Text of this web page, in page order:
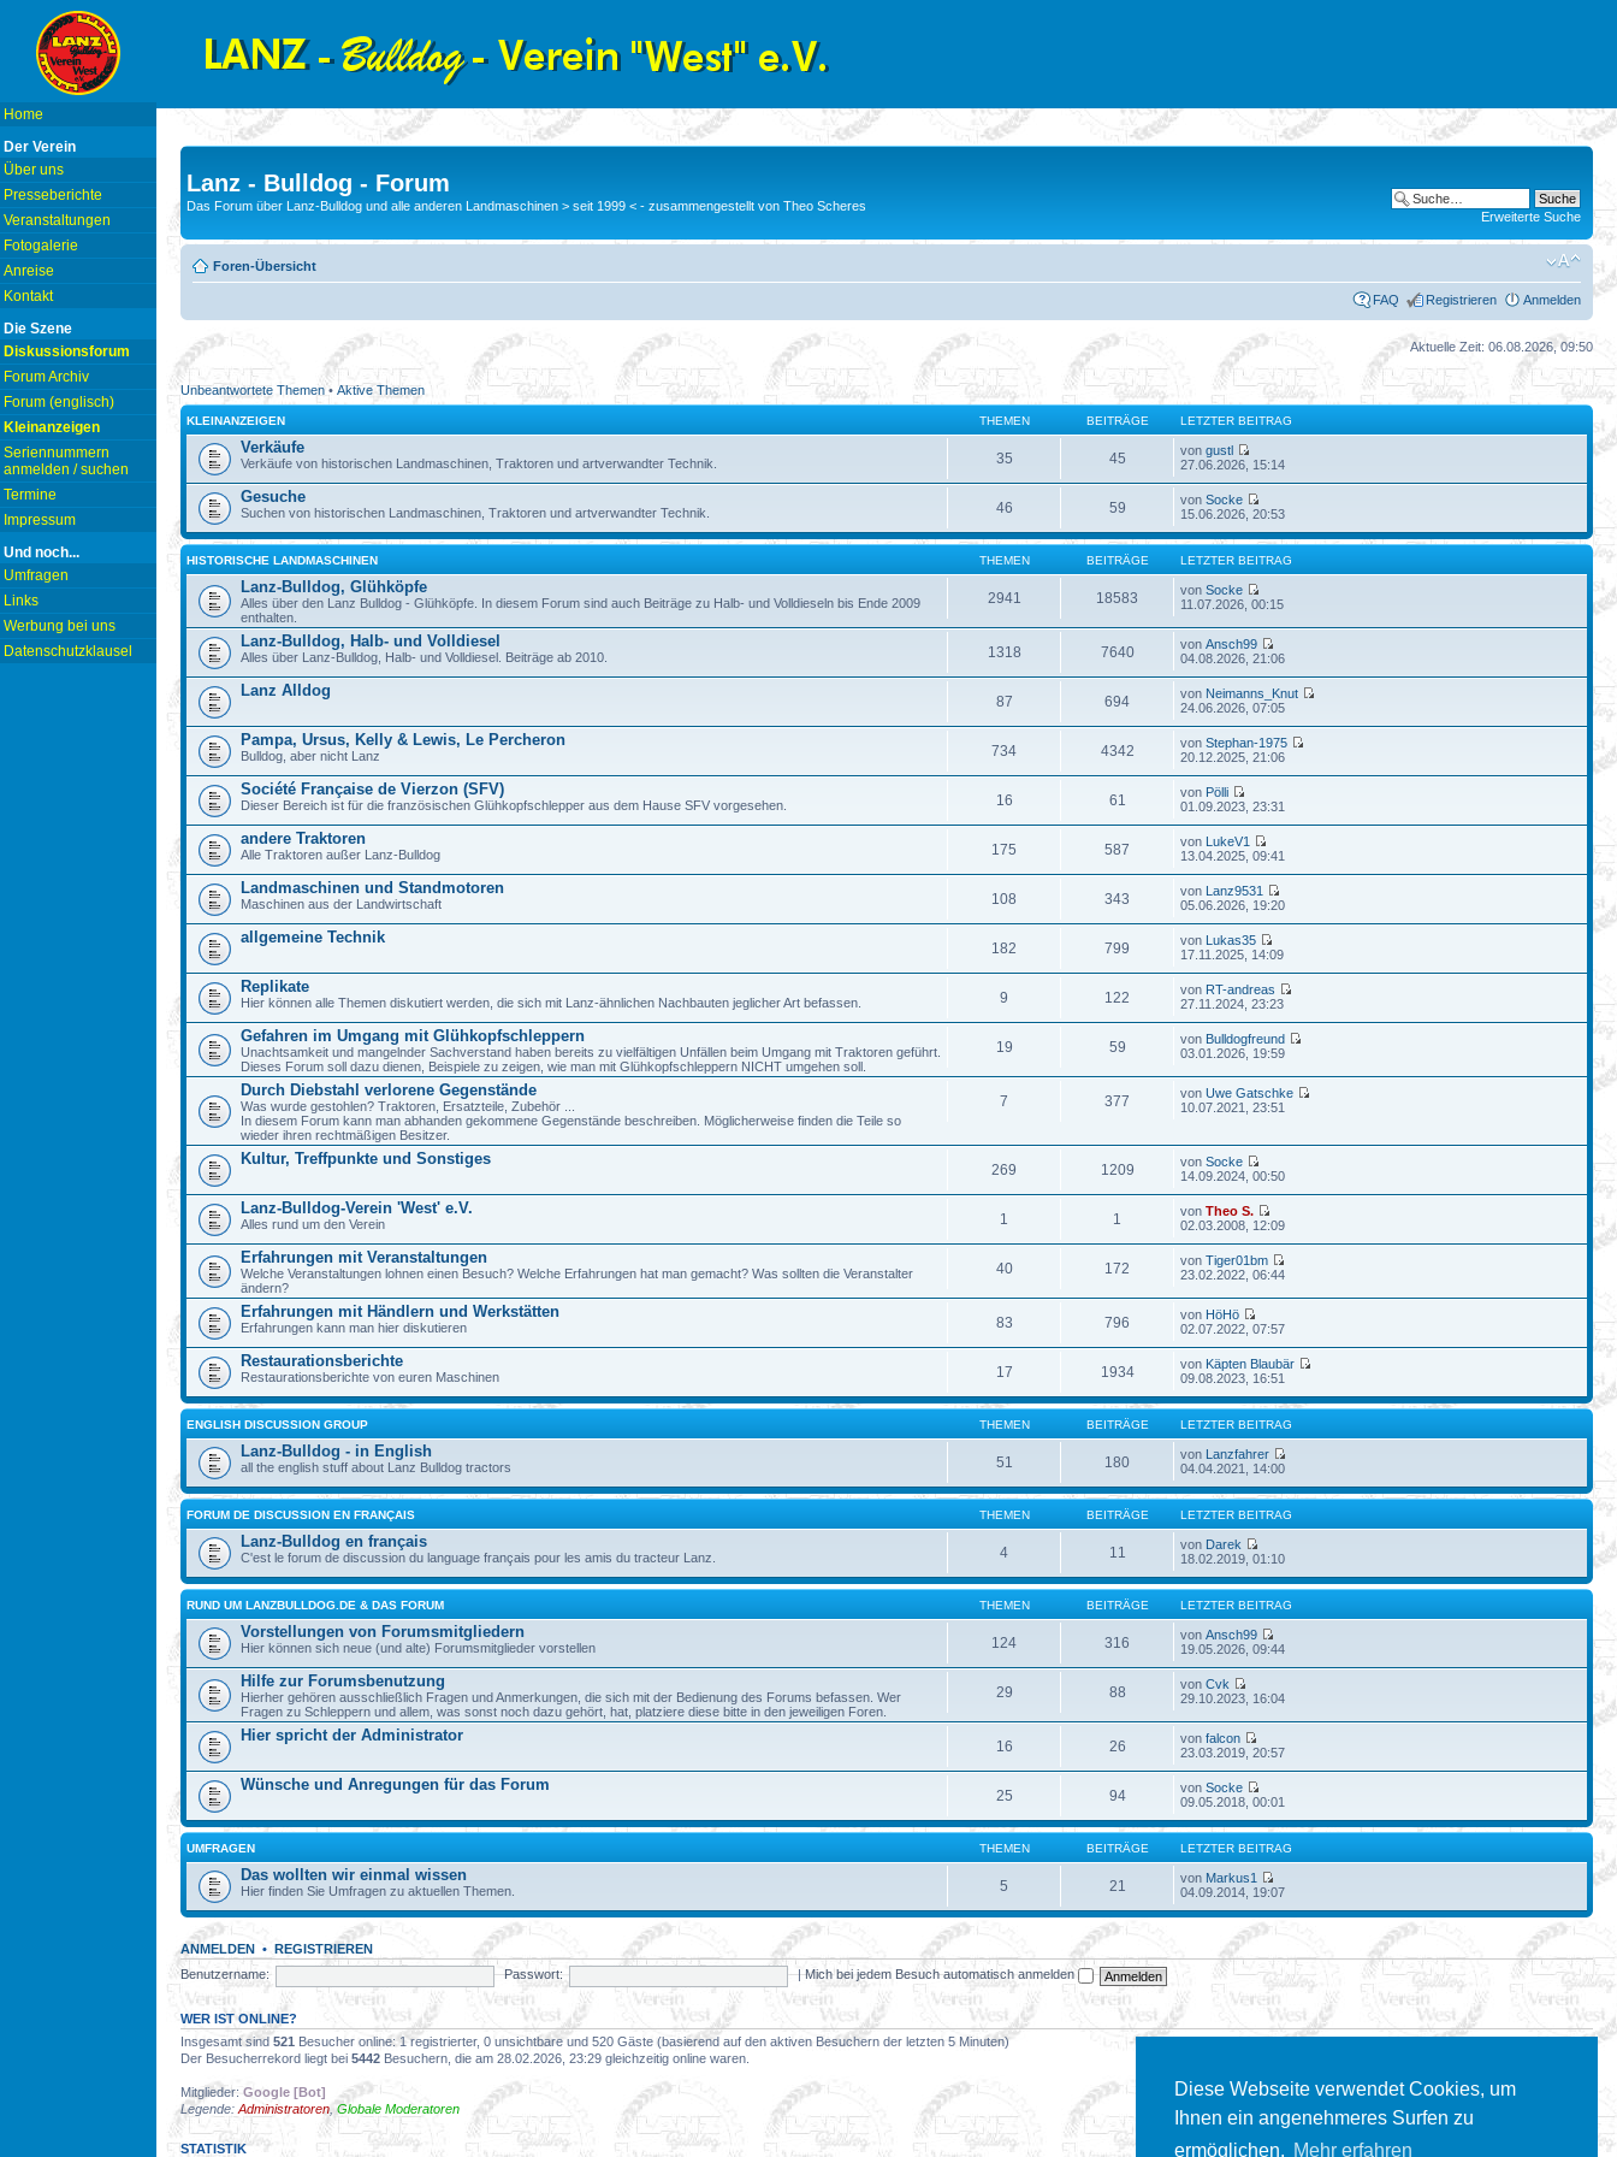
Diese Webseite verwendet Cookies, um
Ihnen ein angenehmeres Surfen zu
ermöglichen. Mehr erfahren
Home
Der Verein
Über uns
Presseberichte
Veranstaltungen
Fotogalerie
Anreise
Kontakt
Die Szene
Diskussionsforum
Forum Archiv
Forum (englisch)
Kleinanzeigen
Seriennummern
anmelden / suchen
Termine
Impressum
Und noch...
Umfragen
Links
Werbung bei uns
Datenschutzklausel
Lanz - Bulldog - Forum
Das Forum über Lanz-Bulldog und alle anderen Landmaschinen > seit 1999 < - zusammengestellt von Theo Scheres
Erweiterte Suche
Foren-Übersicht
FAQ Registrieren Anmelden
Aktuelle Zeit: 06.08.2026, 09:50
Unbeantwortete Themen• Aktive Themen
KLEINANZEIGEN THEMEN BEITRÄGE LETZTER BEITRAG
Verkäufe
Verkäufe von historischen Landmaschinen, Traktoren und artverwandter Technik. 35 45 vongustl
27.06.2026, 15:14
Gesuche
Suchen von historischen Landmaschinen, Traktoren und artverwandter Technik. 46 59 vonSocke
15.06.2026, 20:53
HISTORISCHE LANDMASCHINEN THEMEN BEITRÄGE LETZTER BEITRAG
Lanz-Bulldog, Glühköpfe
Alles über den Lanz Bulldog - Glühköpfe. In diesem Forum sind auch Beiträge zu Halb- und Volldieseln bis Ende 2009
enthalten.
2941 18583 vonSocke
11.07.2026, 00:15
Lanz-Bulldog, Halb- und Volldiesel
Alles über Lanz-Bulldog, Halb- und Volldiesel. Beiträge ab 2010. 1318 7640 vonAnsch99
04.08.2026, 21:06
Lanz Alldog
87 694 von Neimanns_Knut
24.06.2026, 07:05
Pampa, Ursus, Kelly & Lewis, Le Percheron
Bulldog, aber nicht Lanz 734 4342 vonStephan-1975
20.12.2025, 21:06
Société Française de Vierzon (SFV)
Dieser Bereich ist für die französischen Glühkopfschlepper aus dem Hause SFV vorgesehen. 16 61 von Pölli
01.09.2023, 23:31
andere Traktoren
Alle Traktoren außer Lanz-Bulldog 175 587 von LukeV1
13.04.2025, 09:41
Landmaschinen und Standmotoren
Maschinen aus der Landwirtschaft 108 343 von Lanz9531
05.06.2026, 19:20
allgemeine Technik
182 799 von Lukas35
17.11.2025, 14:09
Replikate
Hier können alle Themen diskutiert werden, die sich mit Lanz-ähnlichen Nachbauten jeglicher Art befassen. 9 122 von RT-andreas
27.11.2024, 23:23
Gefahren im Umgang mit Glühkopfschleppern
Unachtsamkeit und mangelnder Sachverstand haben bereits zu vielfältigen Unfällen beim Umgang mit Traktoren geführt.
Dieses Forum soll dazu dienen, Beispiele zu zeigen, wie man mit Glühkopfschleppern NICHT umgehen soll.
19 59 von Bulldogfreund
03.01.2026, 19:59
Durch Diebstahl verlorene Gegenstände
Was wurde gestohlen? Traktoren, Ersatzteile, Zubehör ...
In diesem Forum kann man abhanden gekommene Gegenstände beschreiben. Möglicherweise finden die Teile so
wieder ihren rechtmäßigen Besitzer.
7 377 vonUwe Gatschke
10.07.2021, 23:51
Kultur, Treffpunkte und Sonstiges
269 1209 vonSocke
14.09.2024, 00:50
Lanz-Bulldog-Verein 'West' e.V.
Alles rund um den Verein 1 1 vonTheo S.
02.03.2008, 12:09
Erfahrungen mit Veranstaltungen
Welche Veranstaltungen lohnen einen Besuch? Welche Erfahrungen hat man gemacht? Was sollten die Veranstalter
ändern?
40 172 vonTiger01bm
23.02.2022, 06:44
Erfahrungen mit Händlern und Werkstätten
Erfahrungen kann man hier diskutieren 83 796 von HöHö
02.07.2022, 07:57
Restaurationsberichte
Restaurationsberichte von euren Maschinen 17 1934 von Käpten Blaubär
09.08.2023, 16:51
ENGLISH DISCUSSION GROUP THEMEN BEITRÄGE LETZTER BEITRAG
Lanz-Bulldog - in English
all the english stuff about Lanz Bulldog tractors 51 180 von Lanzfahrer
04.04.2021, 14:00
FORUM DE DISCUSSION EN FRANÇAIS THEMEN BEITRÄGE LETZTER BEITRAG
Lanz-Bulldog en français
C'est le forum de discussion du language français pour les amis du tracteur Lanz. 4 11 von Darek
18.02.2019, 01:10
RUND UM LANZBULLDOG.DE & DAS FORUM THEMEN BEITRÄGE LETZTER BEITRAG
Vorstellungen von Forumsmitgliedern
Hier können sich neue (und alte) Forumsmitglieder vorstellen 124 316 vonAnsch99
19.05.2026, 09:44
Hilfe zur Forumsbenutzung
Hierher gehören ausschließlich Fragen und Anmerkungen, die sich mit der Bedienung des Forums befassen. Wer
Fragen zu Schleppern und allem, was sonst noch dazu gehört, hat, platziere diese bitte in den jeweiligen Foren.
29 88 vonCvk
29.10.2023, 16:04
Hier spricht der Administrator
16 26 vonfalcon
23.03.2019, 20:57
Wünsche und Anregungen für das Forum
25 94 vonSocke
09.05.2018, 00:01
UMFRAGEN THEMEN BEITRÄGE LETZTER BEITRAG
Das wollten wir einmal wissen
Hier finden Sie Umfragen zu aktuellen Themen. 5 21 von Markus1
04.09.2014, 19:07
ANMELDEN • REGISTRIEREN
Benutzername:
Passwort: |Mich bei jedem Besuch automatisch anmelden
WER IST ONLINE?
Insgesamt sind 521 Besucher online: 1 registrierter, 0 unsichtbare und 520 Gäste (basierend auf den aktiven Besuchern der letzten 5 Minuten)
Der Besucherrekord liegt bei 5442 Besuchern, die am 28.02.2026, 23:29 gleichzeitig online waren.
Mitglieder: Google [Bot]
Legende: Administratoren ,Globale Moderatoren
STATISTIK